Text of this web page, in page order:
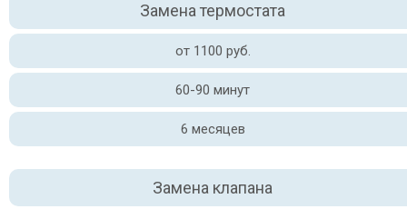
Замена термостата
от 1100 руб.
60-90 минут
6 месяцев
Замена клапана